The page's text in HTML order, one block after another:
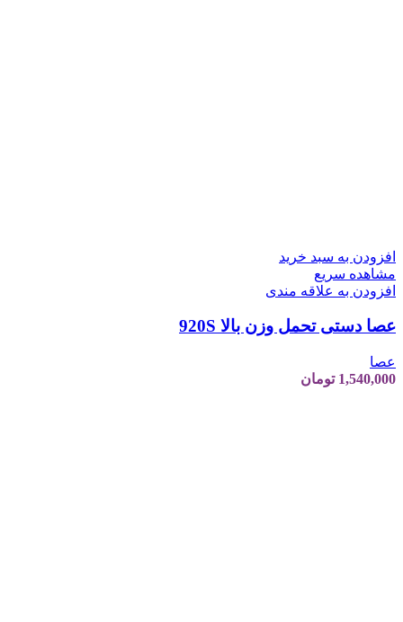
افزودن به سبد خرید
مشاهده سریع
افزودن به علاقه مندی
عصا دستی تحمل وزن بالا 920S
عصا
1,540,000 تومان